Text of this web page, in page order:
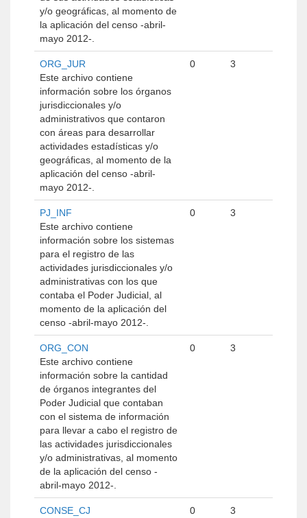
y/o geográficas, al momento de
la aplicación del censo -abril-
mayo 2012-.
ORG_JUR
Este archivo contiene
información sobre los órganos
jurisdiccionales y/o
administrativos que contaron
con áreas para desarrollar
actividades estadísticas y/o
geográficas, al momento de la
aplicación del censo -abril-
mayo 2012-.
0 3
PJ_INF
Este archivo contiene
información sobre los sistemas
para el registro de las
actividades jurisdiccionales y/o
administrativas con los que
contaba el Poder Judicial, al
momento de la aplicación del
censo -abril-mayo 2012-.
0 3
ORG_CON
Este archivo contiene
información sobre la cantidad
de órganos integrantes del
Poder Judicial que contaban
con el sistema de información
para llevar a cabo el registro de
las actividades jurisdiccionales
y/o administrativas, al momento
de la aplicación del censo -
abril-mayo 2012-.
0 3
CONSE_CJ
0 3